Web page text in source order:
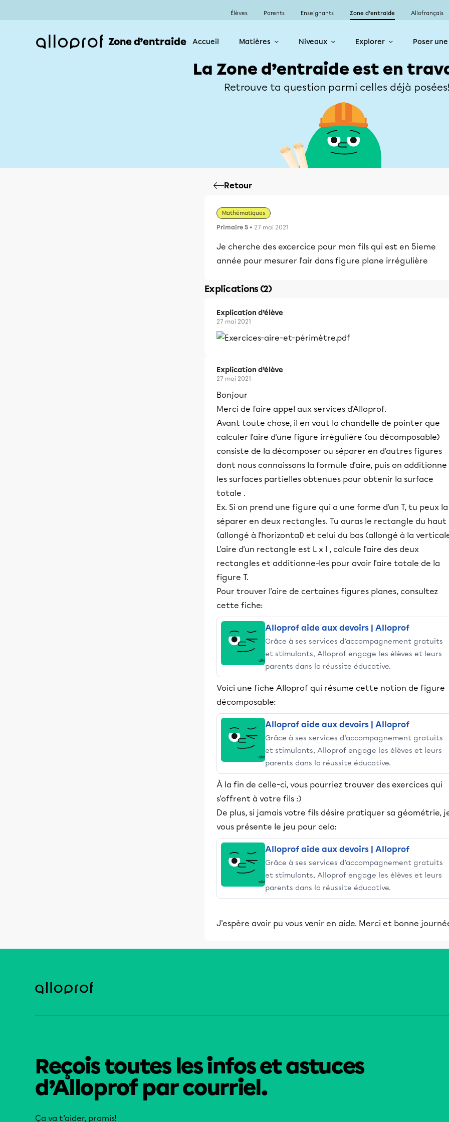
Élèves Parents Enseignants Zone d’entraide Allofrançais
Zone d’entraide Accueil Matières Niveaux Explorer Poser
La Zone d’entraide est en
Retrouve ta question parmi celles déjà
Retour
Mathématiques
Primaire 5 • 27 mai 2021
Je cherche des excercice pour mon fils qui est en 5ieme
année pour mesurer l'air dans figure plane irrégulière
Explications (2)
Explication d’élève
27 mai 2021
Explication d’élève
27 mai 2021
Bonjour
Merci de faire appel aux services d'Alloprof.
Avant toute chose, il en vaut la chandelle de pointer que
calculer l'aire d'une figure irrégulière (ou décomposable)
consiste de la décomposer ou séparer en d'autres figures
dont nous connaissons la formule d'aire, puis on additionne
les surfaces partielles obtenues pour obtenir la surface
totale .
Ex. Si on prend une figure qui a une forme d'un T, tu peux la
séparer en deux rectangles. Tu auras le rectangle du haut
(allongé à l'horizontal) et celui du bas (allongé à la
L'aire d'un rectangle est L x l , calcule l'aire des deux
rectangles et additionne-les pour avoir l'aire totale de la
figure T.
Pour trouver l'aire de certaines figures planes, consultez
cette fiche:
Alloprof aide aux devoirs | Alloprof
Grâce à ses services d’accompagnement gratuits
et stimulants, Alloprof engage les élèves et leurs
parents dans la réussite éducative.
Voici une fiche Alloprof qui résume cette notion de figure
décomposable:
Alloprof aide aux devoirs | Alloprof
Grâce à ses services d’accompagnement gratuits
et stimulants, Alloprof engage les élèves et leurs
parents dans la réussite éducative.
À la fin de celle-ci, vous pourriez trouver des exercices qui
s'offrent à votre fils :)
De plus, si jamais votre fils désire pratiquer sa géométrie,
vous présente le jeu pour cela:
Alloprof aide aux devoirs | Alloprof
Grâce à ses services d’accompagnement gratuits
et stimulants, Alloprof engage les élèves et leurs
parents dans la réussite éducative.
J'espère avoir pu vous venir en aide. Merci et bonne
Reçois toutes les infos et astuces
d’Alloprof par courriel.
Ça va t’aider, promis!